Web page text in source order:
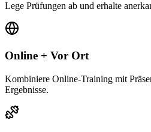
Lege Prüfungen ab und erhalte
Online + Vor Ort
Kombiniere Online-Training mit
Ergebnisse.